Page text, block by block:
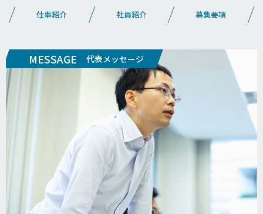
仕事紹介 社員紹介 募集要項
MESSAGE 代表メッセージ